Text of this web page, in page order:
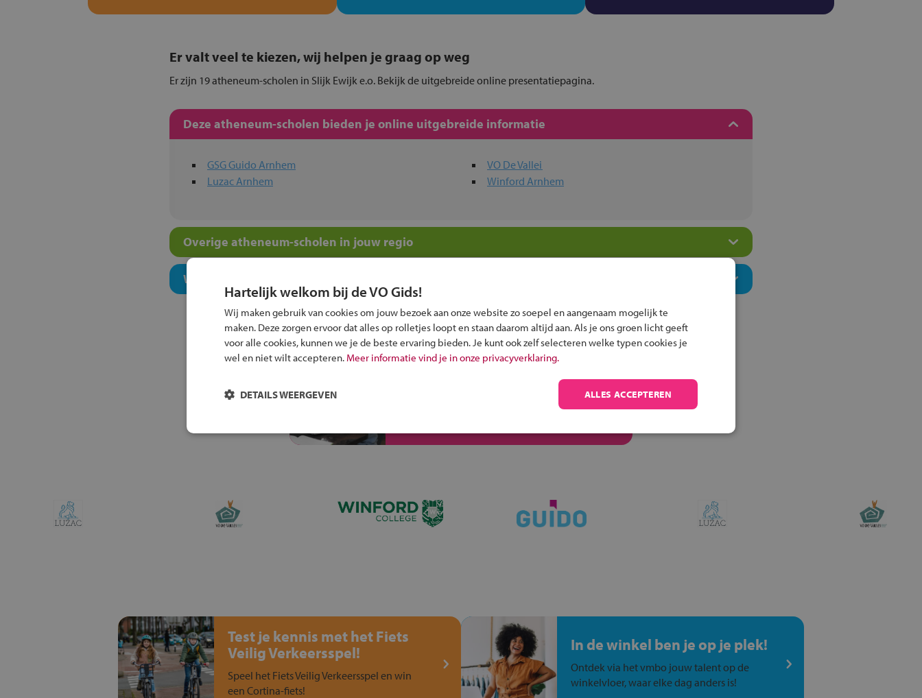
Er valt veel te kiezen, wij helpen je graag op weg
Er zijn 19 atheneum-scholen in Slijk Ewijk e.o. Bekijk de uitgebreide online presentatiepagina.
Deze atheneum-scholen bieden je online uitgebreide informatie
GSG Guido Arnhem
Luzac Arnhem
VO De Vallei
Winford Arnhem
Overige atheneum-scholen in jouw regio
Welk onderwijsconcept past bij jou?
Alle informatie om je kind aan te melden bij
Test je kennis met het Fiets
Veilig Verkeersspel!
Speel het Fiets Veilig Verkeersspel en win
een Cortina-fiets!
In de winkel ben je op je plek!
Ontdek via het vmbo jouw talent op de
winkelvloer, waar elke dag anders is!
Hartelijk welkom bij de VO Gids!
Wij maken gebruik van cookies om jouw bezoek aan onze website zo soepel en aangenaam mogelijk te
maken. Deze zorgen ervoor dat alles op rolletjes loopt en staan daarom altijd aan. Als je ons groen licht geeft
voor alle cookies, kunnen we je de beste ervaring bieden. Je kunt ook zelf selecteren welke typen cookies je
wel en niet wilt accepteren. Meer informatie vind je in onze privacyverklaring.
ALLES ACCEPTEREN
DETAILS WEERGEVEN